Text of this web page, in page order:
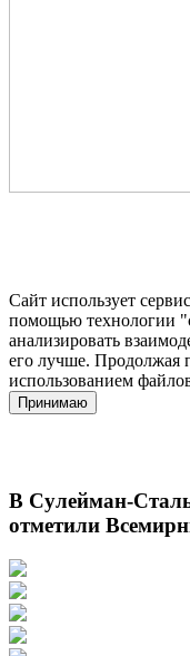
Сайт использует
помощью технологии
анализировать
его лучше. Продолжая
использованием
Принимаю
В Сулейман-
отметили